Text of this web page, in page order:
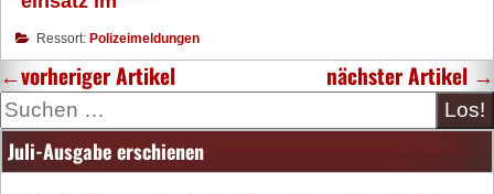
ÖPNV
Ressort: Polizeimeldungen
←vorheriger Artikel nächster Artikel →
Suche
Juli-Ausgabe erschienen